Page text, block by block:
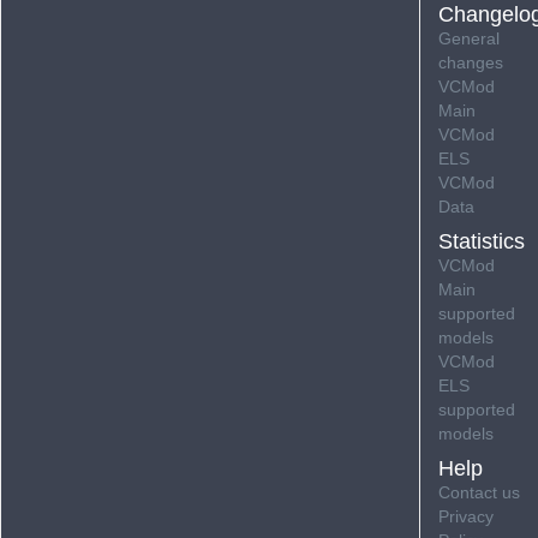
General
changes
VCMod
Main
VCMod
ELS
VCMod
Data
Statistics
VCMod
Main
supported
models
VCMod
ELS
supported
models
Help
Contact us
Privacy